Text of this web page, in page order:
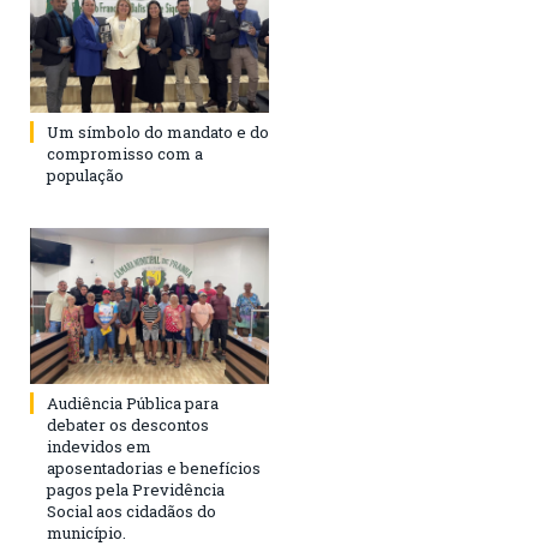
Um símbolo do mandato e do
compromisso com a
população
Audiência Pública para
debater os descontos
indevidos em
aposentadorias e benefícios
pagos pela Previdência
Social aos cidadãos do
município.